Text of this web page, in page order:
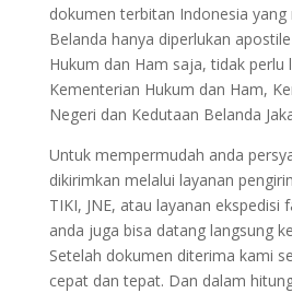
dokumen terbitan Indonesia yang
Belanda hanya diperlukan
Hukum dan Ham saja, tidak perlu
Kementerian Hukum dan Ham,
Negeri dan Kedutaan Belanda
Untuk mempermudah anda
dikirimkan melalui layanan
TIKI, JNE, atau layanan ekspedisi
anda juga bisa datang langsung
Setelah dokumen diterima kami
cepat dan tepat. Dan dalam